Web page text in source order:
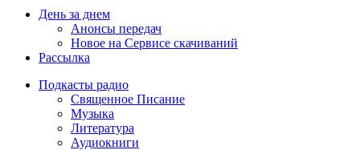
День за днем
Анонсы передач
Новое на Сервисе скачиваний
Рассылка
Подкасты радио
Священное Писание
Музыка
Литература
Аудиокниги